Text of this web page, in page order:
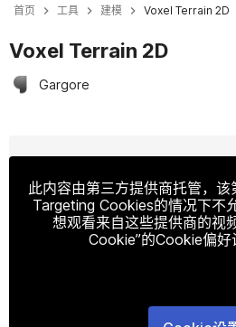
首页 工具 建模 Voxel Terrain 2D
Voxel Terrain 2D
Gargore
此内容由第三方提供商托管，
Targeting Cookies的情况下不
想观看来自这些提供商的视
Cookie”的Cookie偏好